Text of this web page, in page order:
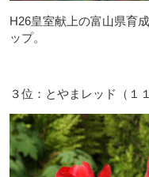
H26皇室献上の富山県育
ップ。
３位：とやまレッド（１１